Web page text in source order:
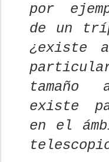
por
de un
¿existe
existe
en el